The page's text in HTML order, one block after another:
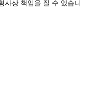
사상 책임을 질 수 있습니